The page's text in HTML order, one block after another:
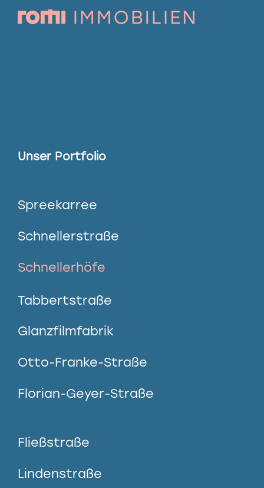
Unser Portfolio
Spreekarree
Schnellerstraße
Schnellerhöfe
Tabbertstraße
Glanzfilmfabrik
Otto-Franke-Straße
Florian-Geyer-Straße
Fließstraße
Lindenstraße